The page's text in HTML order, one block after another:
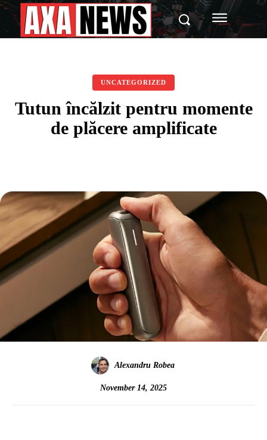
UNCATEGORIZED
Tutun încălzit pentru momente
de plăcere amplificate
Alexandru Robea
November 14, 2025